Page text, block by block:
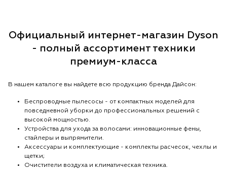
Официальный интернет-магазин Dyson
- полный ассортимент техники
премиум-класса
В нашем каталоге вы найдете всю продукцию бренда Дайсон:
Беспроводные пылесосы - от компактных моделей для
повседневной уборки до профессиональных решений с
высокой мощностью.
Устройства для ухода за волосами: инновационные фены,
стайлеры и выпрямители.
Аксессуары и комплектующие - комплекты расчесок, чехлы и
щетки;
Очистители воздуха и климатическая техника.